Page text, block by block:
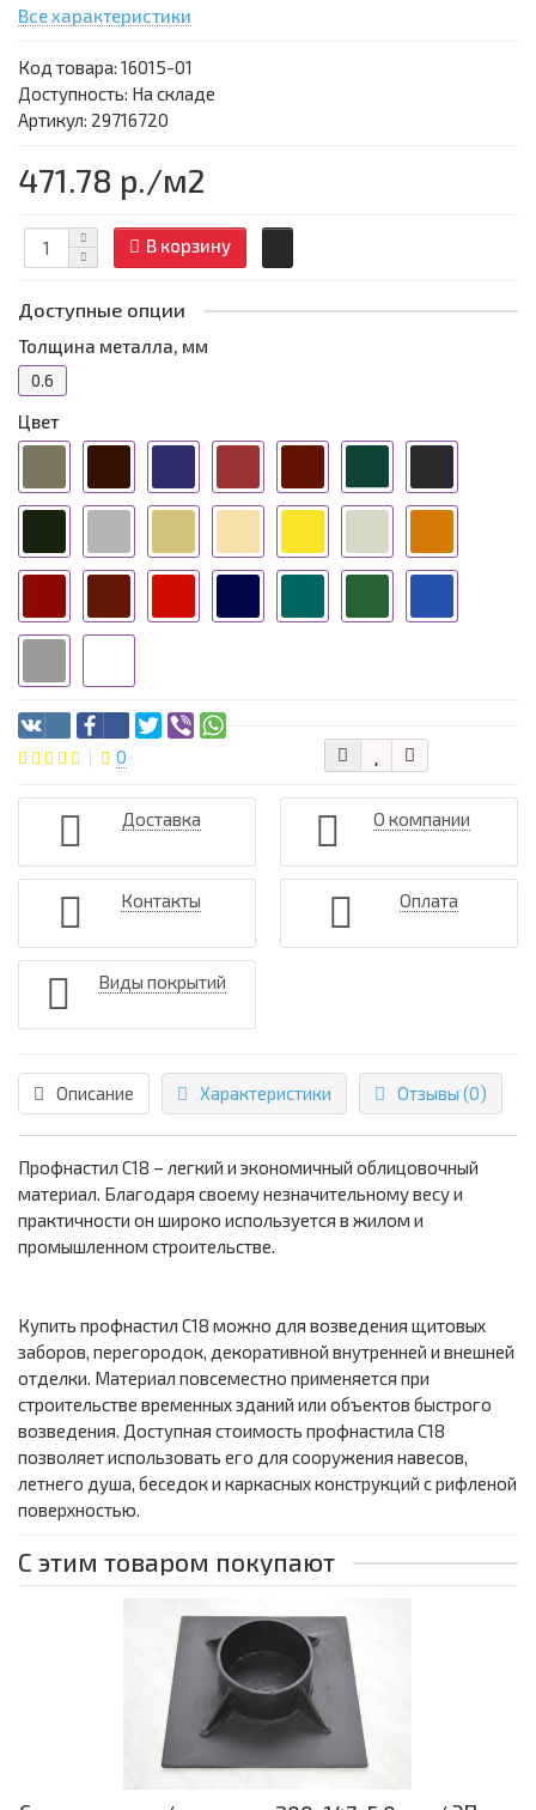
Все характеристики
Код товара: 16015-01
Доступность: На складе
Артикул: 29716720
471.78 р./м2
В корзину
Доступные опции
Толщина металла, мм
0.6
Цвет
0
Доставка О компании
Контакты Оплата
Виды покрытий
Описание Характеристики Отзывы (0)
Профнастил С18 – легкий и экономичный облицовочный
материал. Благодаря своему незначительному весу и
практичности он широко используется в жилом и
промышленном строительстве.
Купить профнастил С18 можно для возведения щитовых
заборов, перегородок, декоративной внутренней и внешней
отделки. Материал повсеместно применяется при
строительстве временных зданий или объектов быстрого
возведения. Доступная стоимость профнастила С18
позволяет использовать его для сооружения навесов,
летнего душа, беседок и каркасных конструкций с рифленой
поверхностью.
С этим товаром покупают